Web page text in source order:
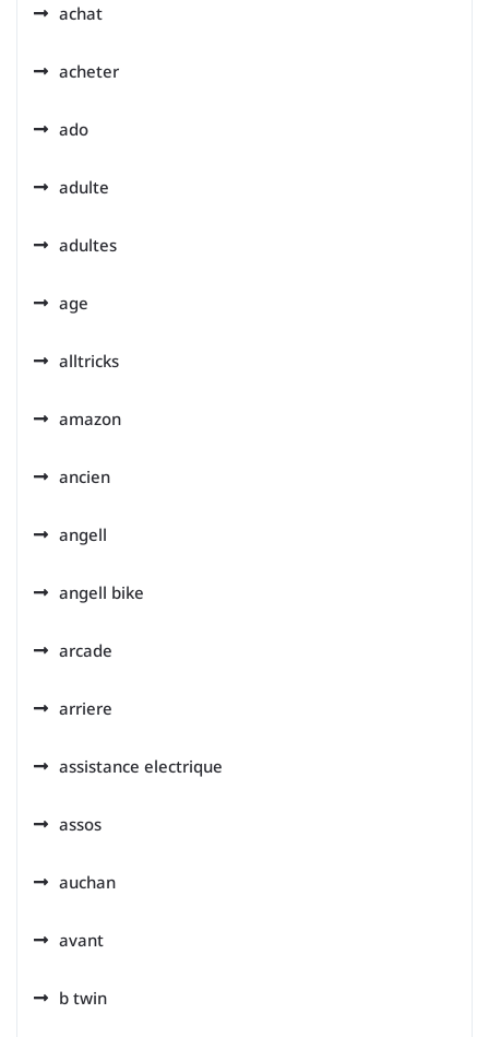
achat
acheter
ado
adulte
adultes
age
alltricks
amazon
ancien
angell
angell bike
arcade
arriere
assistance electrique
assos
auchan
avant
b twin